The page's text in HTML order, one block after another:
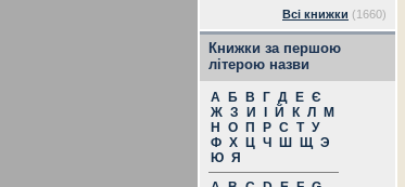
Всі книжки (1660)
Книжки за першою
літерою назви
А Б В Г Д Е Є
Ж З И Й К Л
М
Н
О П Р С Т У
Ф Х Ц Ч Ш Щ Э
Ю Я